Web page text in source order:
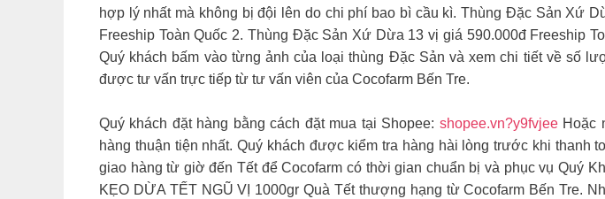
hợp lý nhất mà không bị đội lên do chi phí bao bì cầu kì. Thùng Đặc Sản Xứ
Freeship Toàn Quốc 2. Thùng Đặc Sản Xứ Dừa 13 vị giá 590.000đ Freeship
Quý khách bấm vào từng ảnh của loại thùng Đặc Sản và xem chi tiết về số
được tư vấn trực tiếp từ tư vấn viên của Cocofarm Bến Tre.
Quý khách đặt hàng bằng cách đặt mua tại Shopee: shopee.vn?y9fvjeeHoặc
hàng thuận tiện nhất. Quý khách được kiểm tra hàng hài lòng trước khi
giao hàng từ giờ đến Tết để Cocofarm có thời gian chuẩn bị và phục vụ Quý
KẸO DỪA TẾT NGŨ VỊ 1000gr Quà Tết thượng hạng từ Cocofarm Bến Tre.